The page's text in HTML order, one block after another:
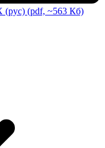
(рус) (pdf, ~563 Кб)